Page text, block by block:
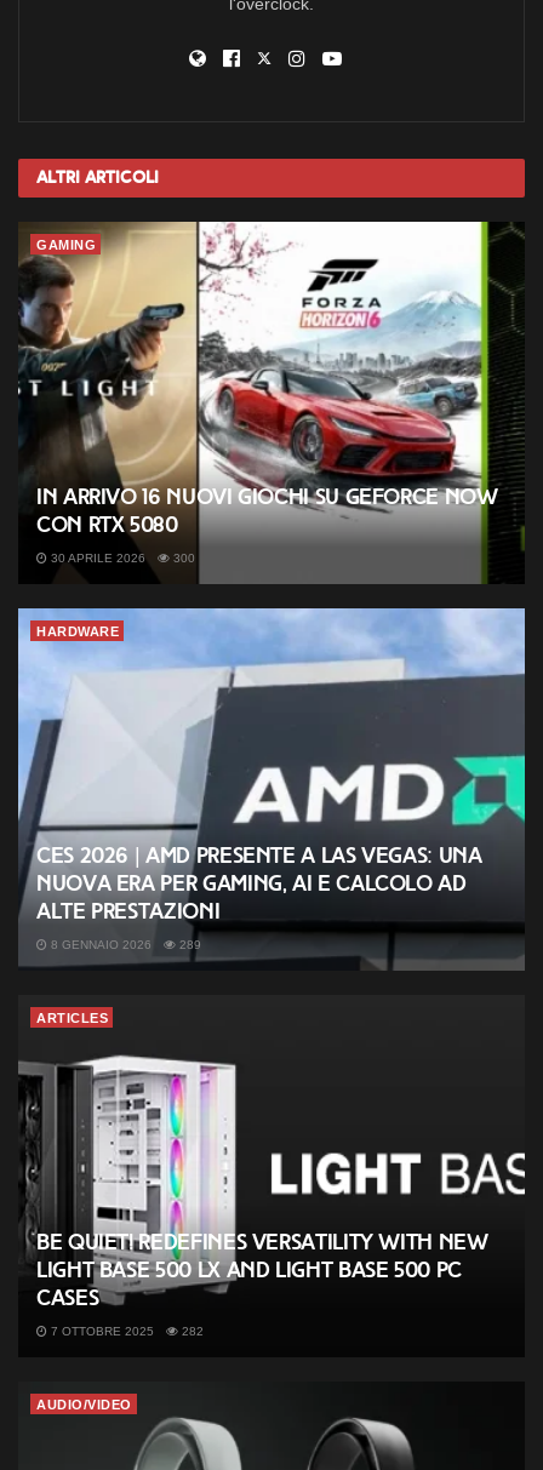
l'overclock.
Altri Articoli
GAMING
In arrivo 16 nuovi giochi su GeForce NOW
con RTX 5080
30 APRILE 2026 300
HARDWARE
CES 2026 | AMD presente a Las Vegas: una
nuova era per gaming, AI e calcolo ad
alte prestazioni
8 GENNAIO 2026 289
ARTICLES
be quiet! redefines versatility with new
Light Base 500 LX and Light Base 500 PC
cases
7 OTTOBRE 2025 282
AUDIO/VIDEO